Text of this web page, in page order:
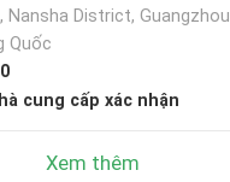
Nansha District, Guangzhou
Quốc
cung cấp xác nhận
Xem thêm